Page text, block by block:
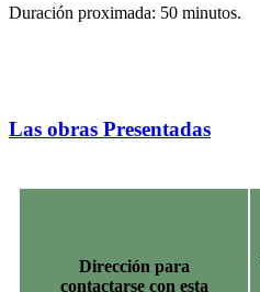
Duración proximada: 50 minutos.
Las obras Presentadas
Dirección para
contactarse con esta